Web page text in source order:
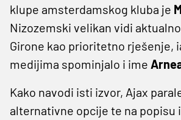
klupe amsterdamskog kluba je
Nizozemski velikan vidi
Girone kao prioritetno rješenje,
medijima spominjalo i ime
Kako navodi isti izvor, Ajax
alternativne opcije te na popisu